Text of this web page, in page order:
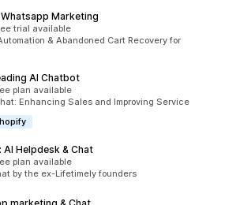
Whatsapp Marketing
trial available
& Abandoned Cart Recovery for
AI Chatbot
plan available
Enhancing Sales and Improving Service
AI Helpdesk & Chat
plan available
by the ex-Lifetimely founders